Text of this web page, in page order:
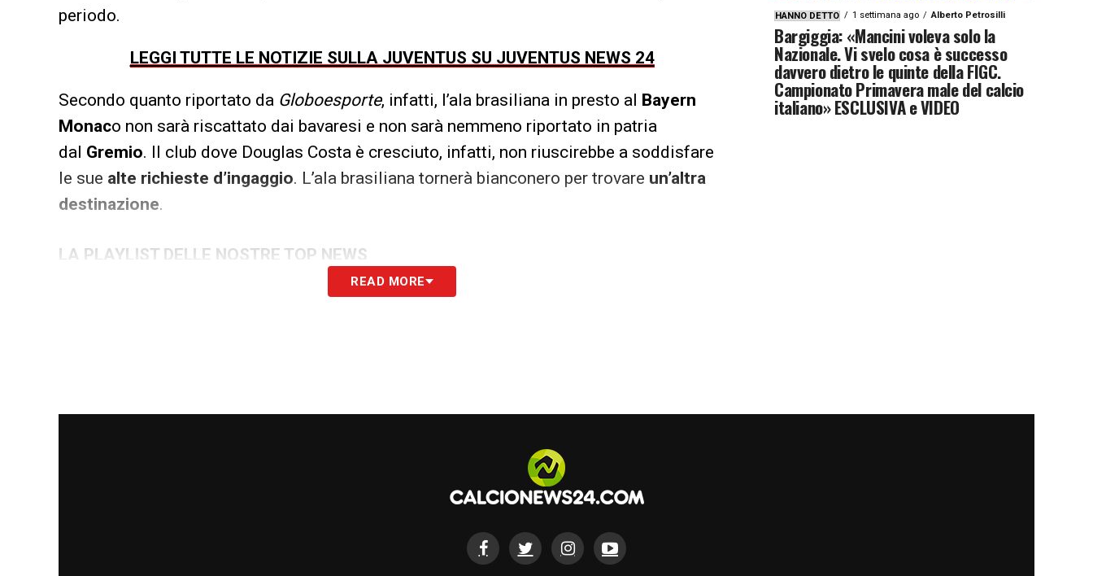
periodo.
LEGGI TUTTE LE NOTIZIE SULLA JUVENTUS SU JUVENTUS NEWS 24
Secondo quanto riportato da Globoesporte, infatti, l’ala brasiliana in presto al Bayern
Monaco non sarà riscattato dai bavaresi e non sarà nemmeno riportato in patria
dal Gremio. Il club dove Douglas Costa è cresciuto, infatti, non riuscirebbe a soddisfare
le sue alte richieste d’ingaggio. L’ala brasiliana tornerà bianconero per trovare un’altra
destinazione.
LA PLAYLIST DELLE NOSTRE TOP NEWS
READ MORE
HANNO DETTO 1 settimana ago Alberto Petrosilli
Bargiggia: «Mancini voleva solo la
Nazionale. Vi svelo cosa è successo
davvero dietro le quinte della FIGC.
Campionato Primavera male del calcio
italiano» ESCLUSIVA e VIDEO